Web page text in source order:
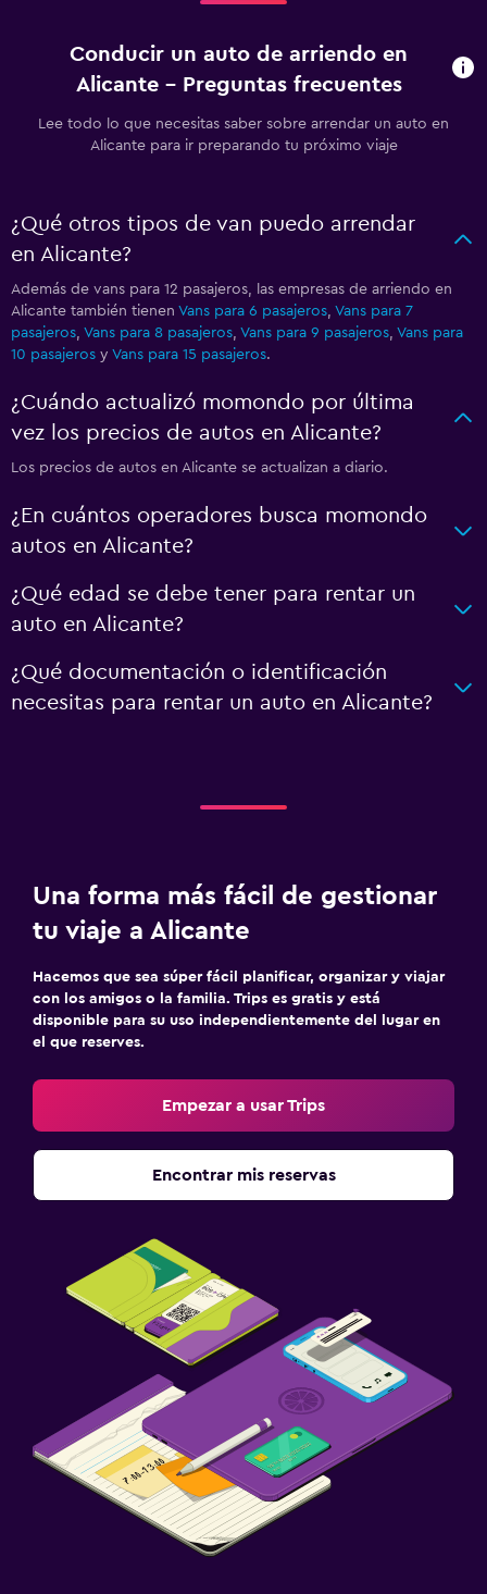
Conducir un auto de arriendo en
Alicante - Preguntas frecuentes
Lee todo lo que necesitas saber sobre arrendar un auto en
Alicante para ir preparando tu próximo viaje
¿Qué otros tipos de van puedo arrendar
en Alicante?
Además de vans para 12 pasajeros, las empresas de arriendo en
Alicante también tienen Vans para 6 pasajeros, Vans para 7
pasajeros, Vans para 8 pasajeros, Vans para 9 pasajeros, Vans para
10 pasajeros y Vans para 15 pasajeros.
¿Cuándo actualizó momondo por última
vez los precios de autos en Alicante?
Los precios de autos en Alicante se actualizan a diario.
¿En cuántos operadores busca momondo
autos en Alicante?
¿Qué edad se debe tener para rentar un
auto en Alicante?
¿Qué documentación o identificación
necesitas para rentar un auto en Alicante?
Una forma más fácil de gestionar
tu viaje a Alicante
Hacemos que sea súper fácil planificar, organizar y viajar
con los amigos o la familia. Trips es gratis y está
disponible para su uso independientemente del lugar en
el que reserves.
Empezar a usar Trips
Encontrar mis reservas